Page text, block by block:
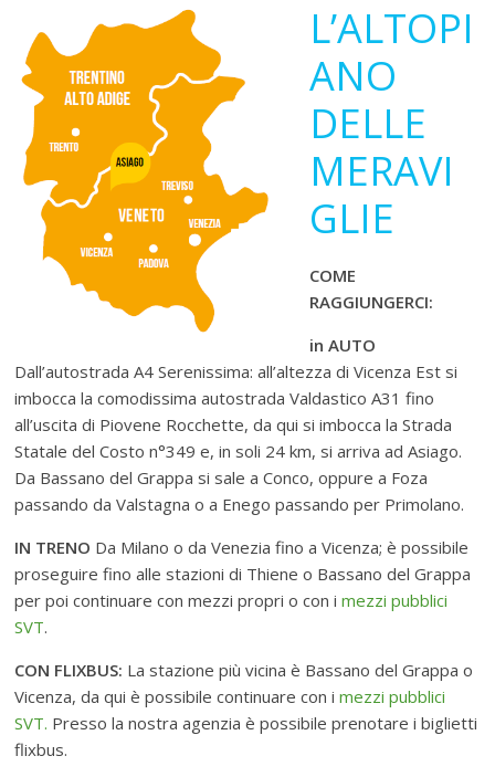
L’ALTOPI
ANO
DELLE
MERAVI
GLIE
COME
RAGGIUNGERCI:
in AUTO
Dall’autostrada A4 Serenissima: all’altezza di Vicenza Est si
imbocca la comodissima autostrada Valdastico A31 fino
all’uscita di Piovene Rocchette, da qui si imbocca la Strada
Statale del Costo n°349 e, in soli 24 km, si arriva ad Asiago.
Da Bassano del Grappa si sale a Conco, oppure a Foza
passando da Valstagna o a Enego passando per Primolano.
IN TRENO Da Milano o da Venezia fino a Vicenza; è possibile
proseguire fino alle stazioni di Thiene o Bassano del Grappa
per poi continuare con mezzi propri o con imezzi pubblici
SVT.
CON FLIXBUS: La stazione più vicina è Bassano del Grappa o
Vicenza, da qui è possibile continuare con imezzi pubblici
SVT. Presso la nostra agenzia è possibile prenotare i biglietti
flixbus.